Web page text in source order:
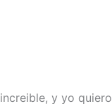
y yo quiero